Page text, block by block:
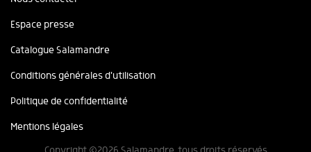
Espace presse
Catalogue Salamandre
Conditions générales d'utilisation
Politique de confidentialité
Mentions légales